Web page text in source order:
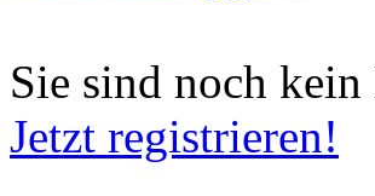
Sie sind noch kein
Jetzt registrieren!